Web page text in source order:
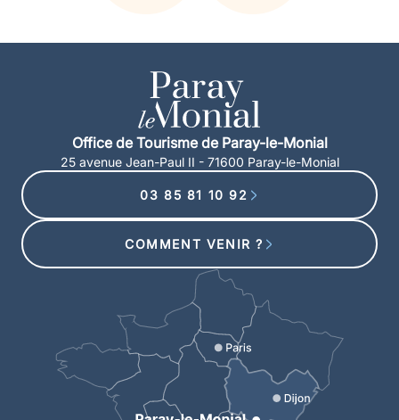
Office de Tourisme de Paray-le-Monial
25 avenue Jean-Paul II - 71600 Paray-le-Monial
03 85 81 10 92
COMMENT VENIR ?